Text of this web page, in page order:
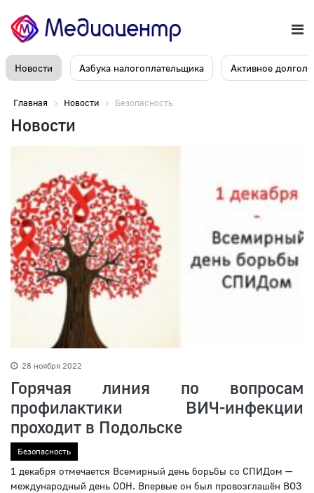
Новости Азбука налогоплательщика Активное
Главная Новости Безопасность
Новости
28 ноября 2022
Горячая линия по вопросам
профилактики ВИЧ-инфекции
проходит в Подольске
Безопасность
1 декабря отмечается Всемирный день борьбы со СПИДом —
международный день ООН. Впервые он был провозглашён ВОЗ